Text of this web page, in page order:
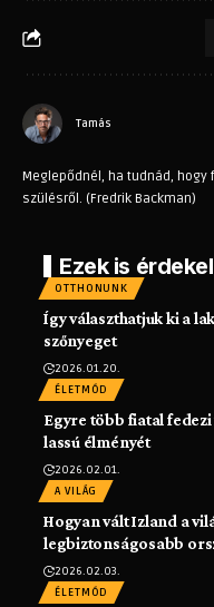
Tamás
Meglepődnél, ha tudnád,
szülésről. (Fredrik Backman)
Ezek is
OTTHONUNK
Így választhatjuk ki a
szőnyeget
2026.01.20.
ÉLETMÓD
Egyre több fiatal
lassú élményét
2026.02.01.
A VILÁG
Hogyan vált Izland a
legbiztonságosabb
2026.02.03.
ÉLETMÓD